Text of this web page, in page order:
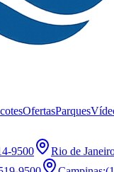
OfertasParques
9500 Rio de